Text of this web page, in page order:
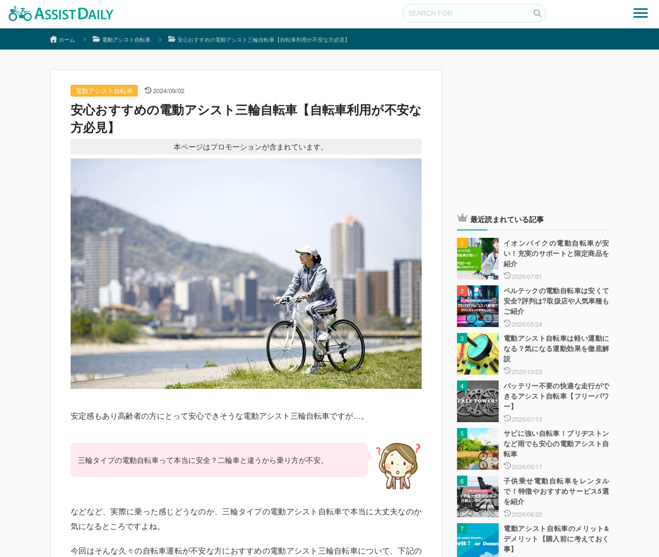
ホーム 電動アシスト自転車 安心おすすめの電動アシスト三輪自転車【自転車利用が不安な方必見】
電動アシスト自転車 2024/09/02
安心おすすめの電動アシスト三輪自転車【自転車利用が不安な
方必見】
本ページはプロモーションが含まれています。
安定感もあり高齢者の方にとって安心できそうな電動アシスト三輪自転車ですが…。
三輪タイプの電動自転車って本当に安全？二輪車と違うから乗り方が不安。
などなど、実際に乗った感じどうなのか、三輪タイプの電動アシスト自転車で本当に大丈夫なのか
気になるところですよね。
今回はそんな久々の自転車運転が不安な方におすすめの電動アシスト三輪自転車について、下記の
最近読まれている記事
イオンバイクの電動自転車が安
い！充実のサポートと限定商品を
紹介
2026/07/01
ペルテックの電動自転車は安くて
安全?評判は?取扱店や人気車種も
ご紹介
2026/05/24
電動アシスト自転車は軽い運動に
なる？気になる運動効果を徹底解
説
2020/10/23
バッテリー不要の快適な走行がで
きるアシスト自転車【フリーパワ
ー】
2020/07/13
サビに強い自転車！ブリヂストン
など雨でも安心の電動アシスト自
転車
2026/05/17
子供乗せ電動自転車をレンタル
で！特徴やおすすめサービス5選
を紹介
2026/06/20
電動アシスト自転車のメリット&
デメリット【購入前に考えておく
事】